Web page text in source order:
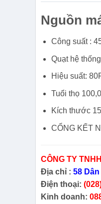
Nguồn
Công suất :
Quạt hệ
Hiệu suất:
Tuổi thọ
Kích thước
CỔNG KẾT
CÔNG TY
Địa chỉ : 58
Điện thoại:
Kinh doanh: